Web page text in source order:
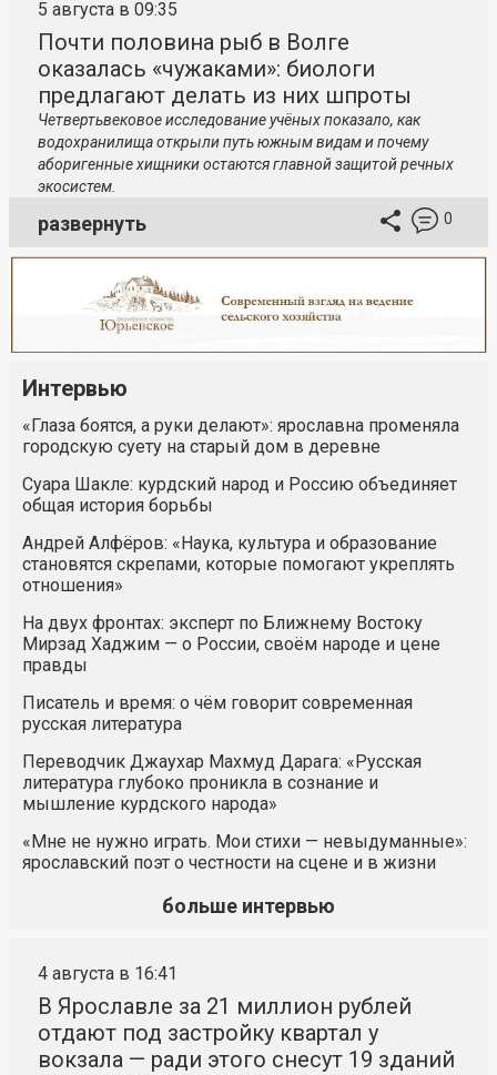
5 августа в 09:35
Почти половина рыб в Волге
оказалась «чужаками»: биологи
предлагают делать из них шпроты
Четвертьвековое исследование учёных показало, как
водохранилища открыли путь южным видам и почему
аборигенные хищники остаются главной защитой речных
экосистем.
развернуть 0
Интервью
«Глаза боятся, а руки делают»: ярославна променяла
городскую суету на старый дом в деревне
Суара Шакле: курдский народ и Россию объединяет
общая история борьбы
Андрей Алфёров: «Наука, культура и образование
становятся скрепами, которые помогают укреплять
отношения»
На двух фронтах: эксперт по Ближнему Востоку
Мирзад Хаджим — о России, своём народе и цене
правды
Писатель и время: о чём говорит современная
русская литература
Переводчик Джаухар Махмуд Дарага: «Русская
литература глубоко проникла в сознание и
мышление курдского народа»
«Мне не нужно играть. Мои стихи — невыдуманные»:
ярославский поэт о честности на сцене и в жизни
больше интервью
4 августа в 16:41
В Ярославле за 21 миллион рублей
отдают под застройку квартал у
вокзала — ради этого снесут 19 зданий